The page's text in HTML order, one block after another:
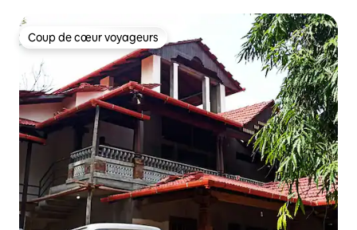
Coup de cœur voyageurs
Coup de cœur voyageurs